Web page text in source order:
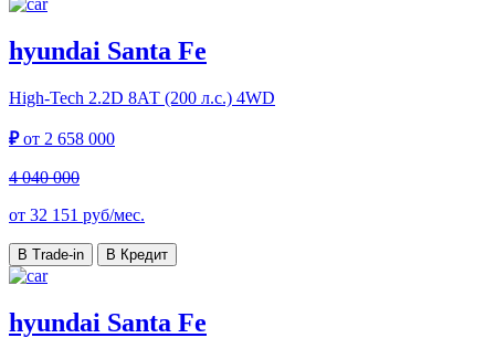
hyundai Santa Fe
High-Tech 2.2D 8АТ (200 л.с.) 4WD
₽от 2 658 000
4 040 000
от 32 151 руб/мес.
В Trade-in В Кредит
hyundai Santa Fe